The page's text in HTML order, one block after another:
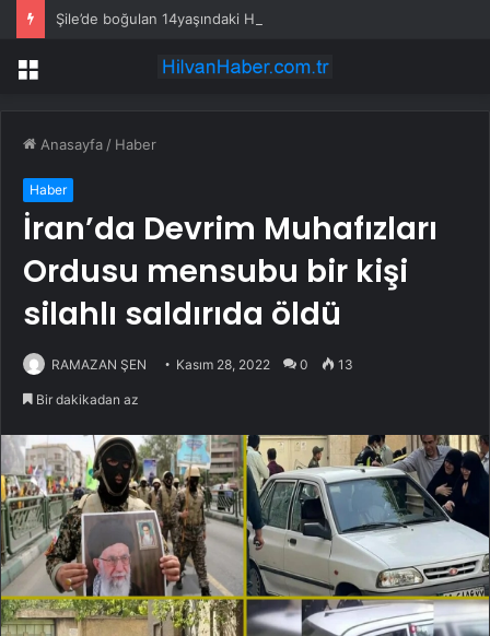
Menü
Anasayfa / Haber
Haber
İran’da Devrim Muhafızları
Ordusu mensubu bir kişi
silahlı saldırıda öldü
RAMAZAN ŞEN Kasım 28, 2022 0 13
Bir dakikadan az